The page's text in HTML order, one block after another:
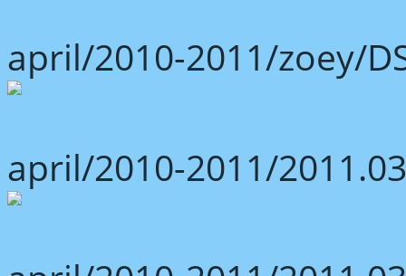
april/2010-2011/zoey/
april/2010-2011/